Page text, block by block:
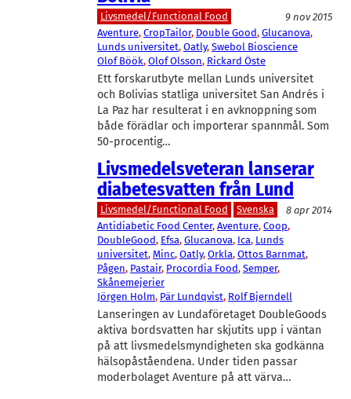
Livsmedel/Functional Food
9 nov 2015
Aventure, CropTailor, Double Good, Glucanova
Lunds universitet, Oatly, Swebol Bioscience
Olof Böök, Olof Olsson, Rickard Öste
Ett forskarutbyte mellan Lunds universitet
och Bolivias statliga universitet San Andrés i
La Paz har resulterat i en avknoppning som
både förädlar och importerar spannmål. Som
50-procentig…
Livsmedelsveteran lanserar
diabetesvatten från Lund
Livsmedel/Functional Food Svenska
8 apr 2014
Antidiabetic Food Center, Aventure, Coop
DoubleGood, Efsa, Glucanova, Ica, Lunds
universitet, Minc, Oatly, Orkla, Ottos Barnmat
Pågen, Pastair, Procordia Food, Semper
Skånemejerier
Jörgen Holm, Pär Lundqvist, Rolf Bjerndell
Lanseringen av Lundaföretaget DoubleGoods
aktiva bordsvatten har skjutits upp i väntan
på att livsmedelsmyndigheten ska godkänna
hälsopåståendena. Under tiden passar
moderbolaget Aventure på att värva…